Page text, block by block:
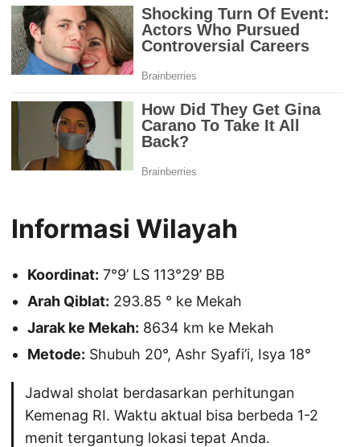
Informasi Wilayah
Koordinat: 7°9’ LS 113°29’ BB
Arah Qiblat: 293.85 ° ke Mekah
Jarak ke Mekah: 8634 km ke Mekah
Metode: Shubuh 20°, Ashr Syafi’i, Isya 18°
Jadwal sholat berdasarkan perhitungan
Kemenag RI. Waktu aktual bisa berbeda 1-2
menit tergantung lokasi tepat Anda.